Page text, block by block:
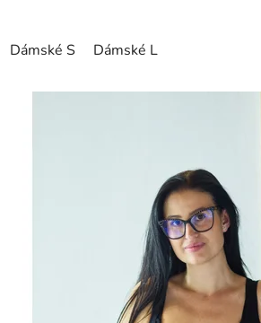
Dámské S Dámské L